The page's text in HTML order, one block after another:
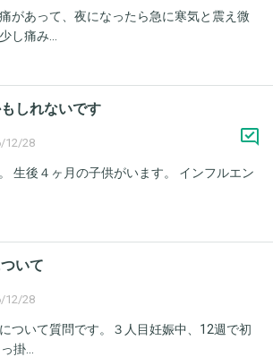
があって、夜になったら急に寒気と震え微
し痛み...
しれないです
12/28
生後４ヶ月の子供がいます。 インフルエン
いて
12/28
ついて質問です。３人目妊娠中、12週で初
掛...